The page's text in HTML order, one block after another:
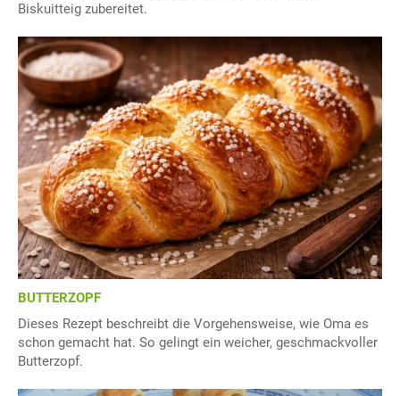
Biskuitteig zubereitet.
BUTTERZOPF
Dieses Rezept beschreibt die Vorgehensweise, wie Oma es
schon gemacht hat. So gelingt ein weicher, geschmackvoller
Butterzopf.